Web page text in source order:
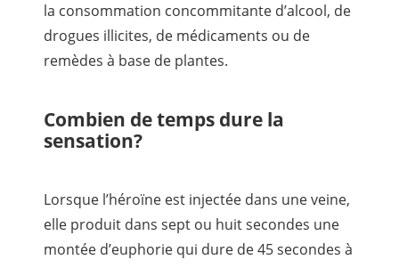
la consommation concommitante d’alcool, de
drogues illicites, de médicaments ou de
remèdes à base de plantes.
Combien de temps dure la
sensation?
Lorsque l’héroïne est injectée dans une veine,
elle produit dans sept ou huit secondes une
montée d’euphorie qui dure de 45 secondes à